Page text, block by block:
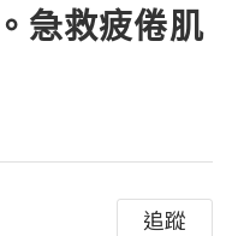
急救疲倦肌
追蹤